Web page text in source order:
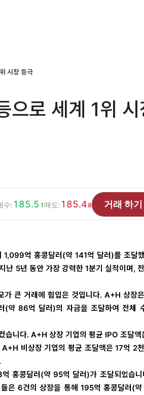
시장 등극
로 세계 1위 시
수:185.5 1 매도:185.48 거래 하기
억 홍콩달러(약 141억 달러)를 조달
5년 동안 가장 강력한 1분기 실적이며,
큰 거래에 힘입은 것입니다. A+H 상장은
약 86억 달러)의 자금을 조달하여 전체
습니다. A+H 상장 기업의 평균 IPO 조달
비상장 기업의 평균 조달액은 17억 2
홍콩달러(약 95억 달러)가 조달되었습니
은 6건의 상장을 통해 195억 홍콩달러(